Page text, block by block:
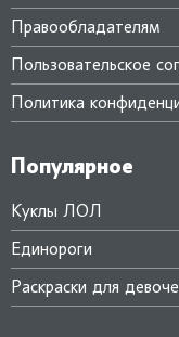
Правообладателям
Пользовательское
Политика
Популярное
Куклы ЛОЛ
Единороги
Раскраски для